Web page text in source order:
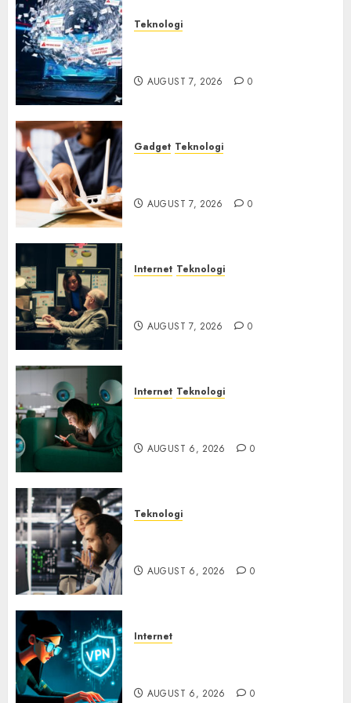
Teknologi
AUGUST 7, 2026 0
Gadget Teknologi
AUGUST 7, 2026 0
Internet Teknologi
AUGUST 7, 2026 0
Internet Teknologi
AUGUST 6, 2026 0
Teknologi
AUGUST 6, 2026 0
Internet
AUGUST 6, 2026 0